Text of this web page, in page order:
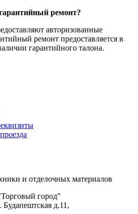
ремонт?
авторизованные
ремонт предоставляется в
гарантийного талона.
и отделочных материалов
город"
д.11,